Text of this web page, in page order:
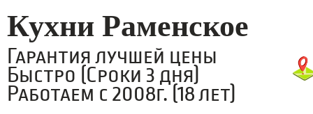
Кухни Раменское
Гарантия лучшей цены
Быстро (Сроки 3 дня)
Работаем с 2008г. (18 лет)